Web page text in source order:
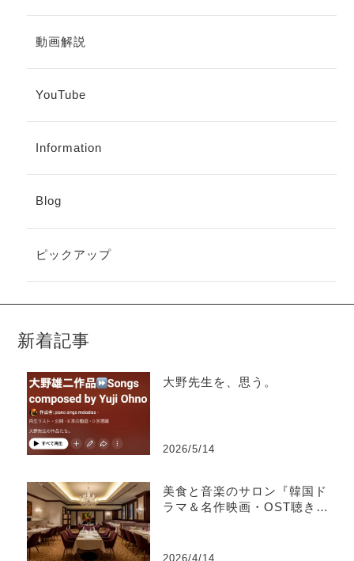
動画解説
YouTube
Information
Blog
ピックアップ
新着記事
大野先生を、思う。
2026/5/14
美食と音楽のサロン『韓国ド
ラマ＆名作映画・OST聴き比
2026/4/14